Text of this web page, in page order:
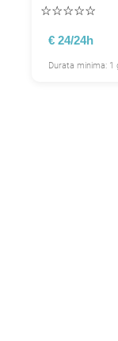
☆☆☆☆☆
€ 24/24h
Durata minima: 1